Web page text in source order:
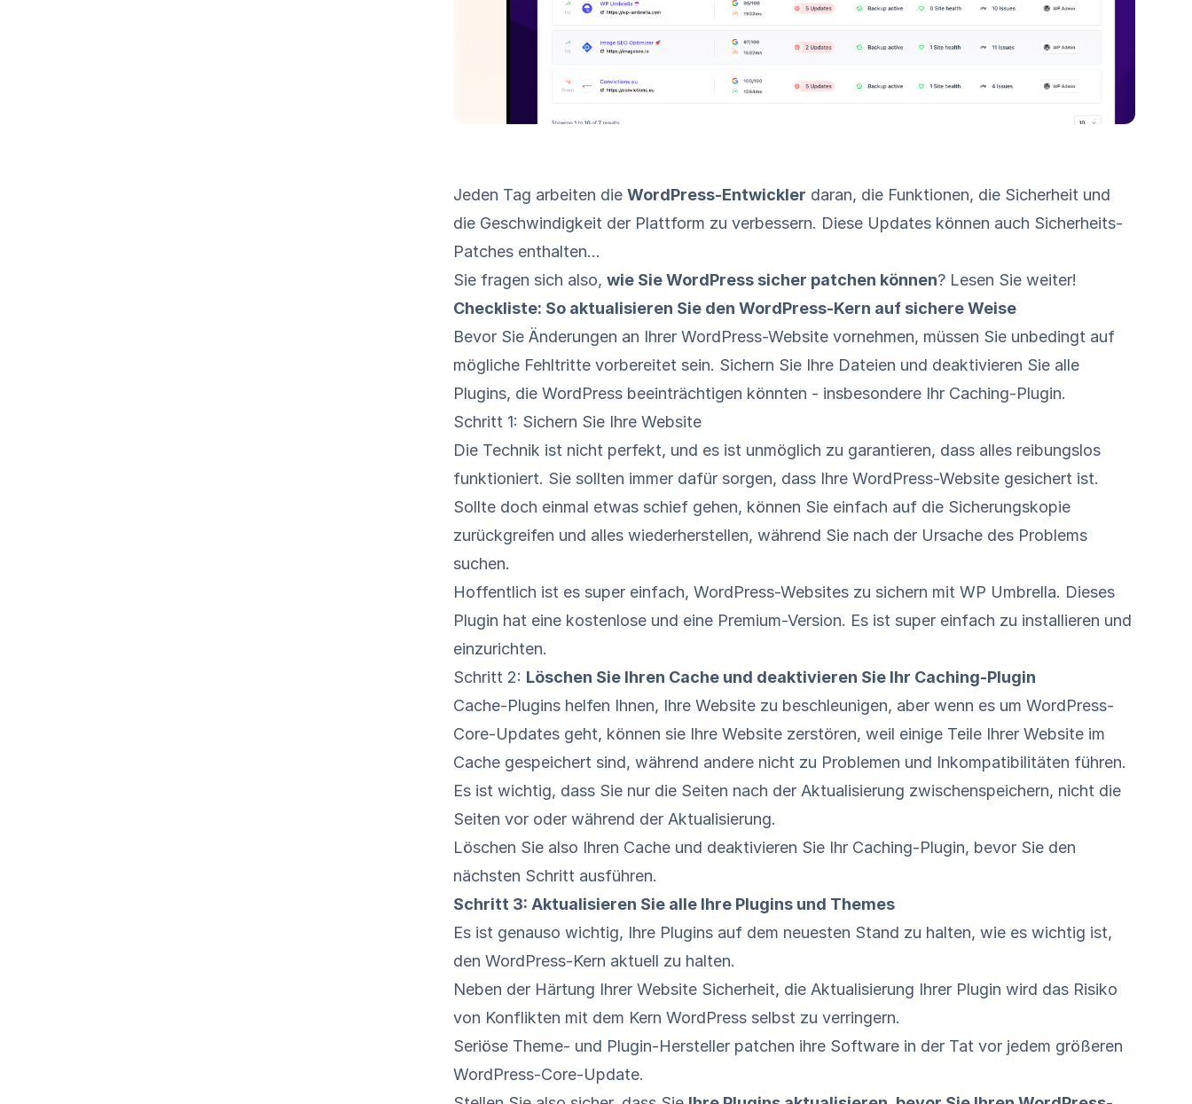
Jeden Tag arbeiten dieWordPress-Entwickler daran, die Funktionen, die Sicherheit und
die Geschwindigkeit der Plattform zu verbessern. Diese Updates können auch Sicherheits-
Patches enthalten...
Sie fragen sich also,wie Sie WordPress sicher patchen können? Lesen Sie weiter!
Checkliste: So aktualisieren Sie den WordPress-Kern auf sichere Weise
Bevor Sie Änderungen an Ihrer WordPress-Website vornehmen, müssen Sie unbedingt auf
mögliche Fehltritte vorbereitet sein. Sichern Sie Ihre Dateien und deaktivieren Sie alle
Plugins, die WordPress beeinträchtigen könnten - insbesondere Ihr Caching-Plugin.
Schritt 1: Sichern Sie Ihre Website
Die Technik ist nicht perfekt, und es ist unmöglich zu garantieren, dass alles reibungslos
funktioniert. Sie sollten immer dafür sorgen, dass Ihre WordPress-Website gesichert ist.
Sollte doch einmal etwas schief gehen, können Sie einfach auf die Sicherungskopie
zurückgreifen und alles wiederherstellen, während Sie nach der Ursache des Problems
suchen.
Hoffentlich ist es super einfach, WordPress-Websites zu sichern mitWP Umbrella. Dieses
Plugin hat eine kostenlose und eine Premium-Version. Es ist super einfach zu installieren und
einzurichten.
Schritt 2: Löschen Sie Ihren Cache und deaktivieren Sie Ihr Caching-Plugin
Cache-Plugins helfen Ihnen, Ihre Website zu beschleunigen, aber wenn es um WordPress-
Core-Updates geht, können sie Ihre Website zerstören, weil einige Teile Ihrer Website im
Cache gespeichert sind, während andere nicht zu Problemen und Inkompatibilitäten führen.
Es ist wichtig, dass Sie nur die Seiten nach der Aktualisierung zwischenspeichern, nicht die
Seiten vor oder während der Aktualisierung.
Löschen Sie also Ihren Cache und deaktivieren Sie Ihr Caching-Plugin, bevor Sie den
nächsten Schritt ausführen.
Schritt 3: Aktualisieren Sie alle Ihre Plugins und Themes
Es ist genauso wichtig, Ihre Plugins auf dem neuesten Stand zu halten, wie es wichtig ist,
den WordPress-Kern aktuell zu halten.
Neben der Härtung Ihrer Website Sicherheit, die Aktualisierung Ihrer Plugin wird das Risiko
von Konflikten mit dem Kern WordPress selbst zu verringern.
Seriöse Theme- und Plugin-Hersteller patchen ihre Software in der Tat vor jedem größeren
WordPress-Core-Update.